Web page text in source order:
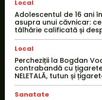
Local
Adolescentul de 16 ani
asupra unui căvnicar:
tâlhărie calificată și
Local
Percheziții la Bogdan
contrabandă cu
NELETALĂ, tutun și
Sanatate